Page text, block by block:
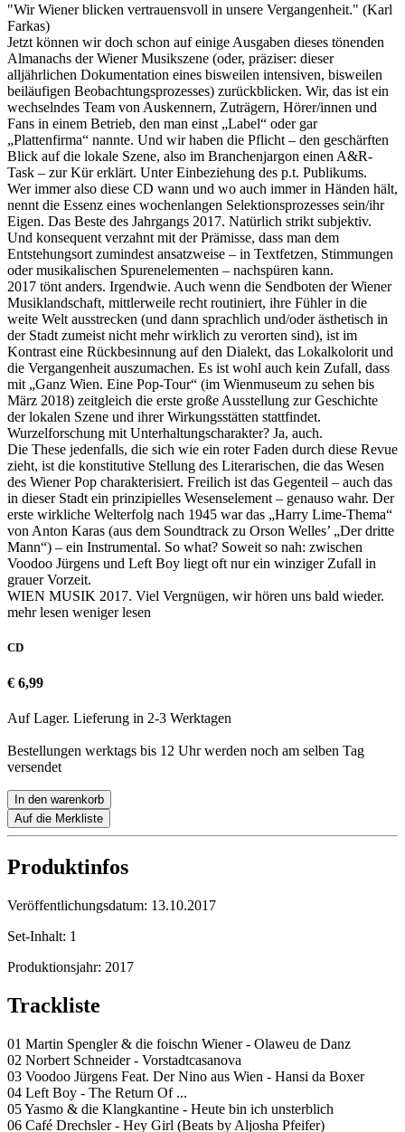
"Wir Wiener blicken vertrauensvoll in unsere Vergangenheit." (Karl
Farkas)
Jetzt können wir doch schon auf einige Ausgaben dieses tönenden
Almanachs der Wiener Musikszene (oder, präziser: dieser
alljährlichen Dokumentation eines bisweilen intensiven, bisweilen
beiläufigen Beobachtungsprozesses) zurückblicken. Wir, das ist ein
wechselndes Team von Auskennern, Zuträgern, Hörer/innen und
Fans in einem Betrieb, den man einst „Label“ oder gar
„Plattenfirma“ nannte. Und wir haben die Pflicht – den geschärften
Blick auf die lokale Szene, also im Branchenjargon einen A&R-
Task – zur Kür erklärt. Unter Einbeziehung des p.t. Publikums.
Wer immer also diese CD wann und wo auch immer in Händen hält,
nennt die Essenz eines wochenlangen Selektionsprozesses sein/ihr
Eigen. Das Beste des Jahrgangs 2017. Natürlich strikt subjektiv.
Und konsequent verzahnt mit der Prämisse, dass man dem
Entstehungsort zumindest ansatzweise – in Textfetzen, Stimmungen
oder musikalischen Spurenelementen – nachspüren kann.
2017 tönt anders. Irgendwie. Auch wenn die Sendboten der Wiener
Musiklandschaft, mittlerweile recht routiniert, ihre Fühler in die
weite Welt ausstrecken (und dann sprachlich und/oder ästhetisch in
der Stadt zumeist nicht mehr wirklich zu verorten sind), ist im
Kontrast eine Rückbesinnung auf den Dialekt, das Lokalkolorit und
die Vergangenheit auszumachen. Es ist wohl auch kein Zufall, dass
mit „Ganz Wien. Eine Pop-Tour“ (im Wienmuseum zu sehen bis
März 2018) zeitgleich die erste große Ausstellung zur Geschichte
der lokalen Szene und ihrer Wirkungsstätten stattfindet.
Wurzelforschung mit Unterhaltungscharakter? Ja, auch.
Die These jedenfalls, die sich wie ein roter Faden durch diese Revue
zieht, ist die konstitutive Stellung des Literarischen, die das Wesen
des Wiener Pop charakterisiert. Freilich ist das Gegenteil – auch das
in dieser Stadt ein prinzipielles Wesenselement – genauso wahr. Der
erste wirkliche Welterfolg nach 1945 war das „Harry Lime-Thema“
von Anton Karas (aus dem Soundtrack zu Orson Welles’ „Der dritte
Mann“) – ein Instrumental. So what? Soweit so nah: zwischen
Voodoo Jürgens und Left Boy liegt oft nur ein winziger Zufall in
grauer Vorzeit.
WIEN MUSIK 2017. Viel Vergnügen, wir hören uns bald wieder.
mehr lesen weniger lesen
CD
€ 6,99
Auf Lager. Lieferung in 2-3 Werktagen
Bestellungen werktags bis 12 Uhr werden noch am selben Tag
versendet
In den warenkorb
Auf die Merkliste
Produktinfos
Veröffentlichungsdatum: 13.10.2017
Set-Inhalt: 1
Produktionsjahr: 2017
Trackliste
01 Martin Spengler & die foischn Wiener - Olaweu de Danz
02 Norbert Schneider - Vorstadtcasanova
03 Voodoo Jürgens Feat. Der Nino aus Wien - Hansi da Boxer
04 Left Boy - The Return Of ...
05 Yasmo & die Klangkantine - Heute bin ich unsterblich
06 Café Drechsler - Hey Girl (Beats by Aljosha Pfeifer)